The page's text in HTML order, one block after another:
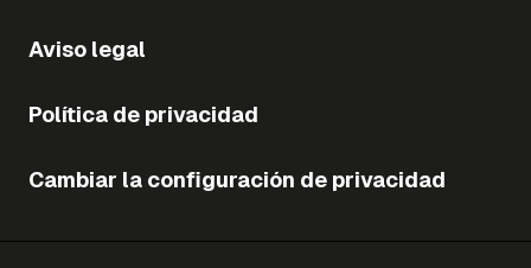
Aviso legal
Política de privacidad
Cambiar la configuración de privacidad